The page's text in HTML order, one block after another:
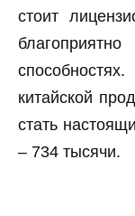
стоит
китайской
стать
– 734 тысячи.